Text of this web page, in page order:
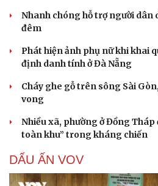
Nhanh chóng hỗ trợ người
đêm
Phát hiện ảnh phụ nữ khi khai
định danh tính ở Đà Nẵng
Cháy ghe gỗ trên sông Sài
vong
Nhiều xã, phường ở Đồng Tháp
toàn khu” trong kháng chiến
DẤU ẤN VOV